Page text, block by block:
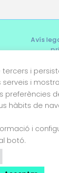
Avís
tercers i
serveis i
preferències
hàbits de
i
botó.